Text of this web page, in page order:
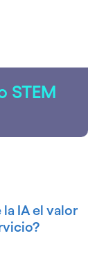
STEM
IA el valor